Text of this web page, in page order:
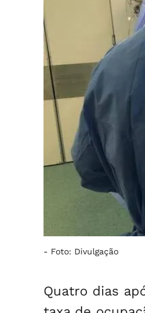
- Foto: Divulgação
Quatro dias